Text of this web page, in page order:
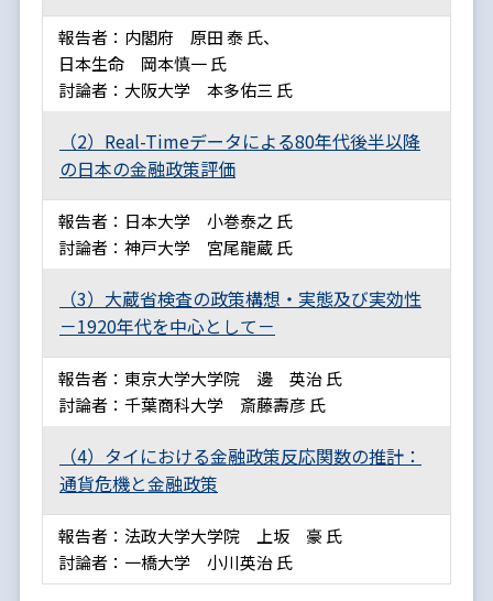
報告者：内閣府 原田 泰 氏、
日本生命 岡本慎一 氏
討論者：大阪大学 本多佑三 氏
（2）Real-Timeデータによる80年代後半以降
の日本の金融政策評価
報告者：日本大学 小巻泰之 氏
討論者：神戸大学 宮尾龍蔵 氏
（3）大蔵省検査の政策構想・実態及び実効性
－1920年代を中心として－
報告者：東京大学大学院 邊 英治 氏
討論者：千葉商科大学 斎藤壽彦 氏
（4）タイにおける金融政策反応関数の推計：
通貨危機と金融政策
報告者：法政大学大学院 上坂 豪 氏
討論者：一橋大学 小川英治 氏